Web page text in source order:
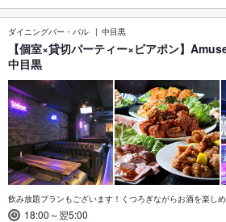
ダイニングバー・バル 中目黒
【個室×貸切パーティー×ビアポン】
中目黒
飲み放題プランもございます！くつろぎながらお酒を楽しめ
18:00～翌5:00